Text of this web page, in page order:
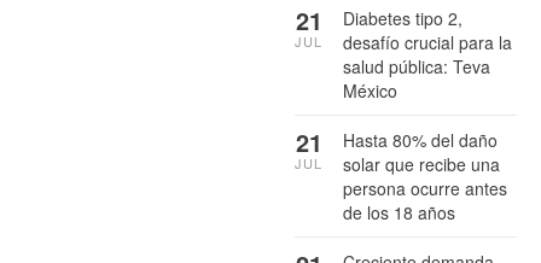
Diabetes tipo 2,
desafío crucial para la
salud pública: Teva
México
21
JUL
Hasta 80% del daño
solar que recibe una
persona ocurre antes
de los 18 años
21
JUL